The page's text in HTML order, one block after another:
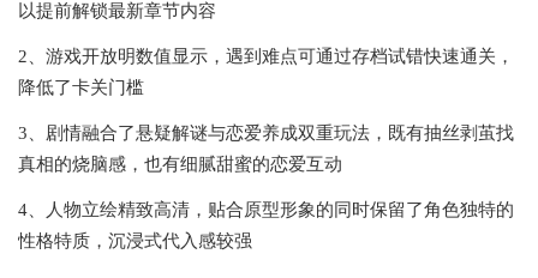
以提前解锁最新章节内容
2、游戏开放明数值显示，遇到难点可通过存档试错快速通关，
降低了卡关门槛
3、剧情融合了悬疑解谜与恋爱养成双重玩法，既有抽丝剥茧找
真相的烧脑感，也有细腻甜蜜的恋爱互动
4、人物立绘精致高清，贴合原型形象的同时保留了角色独特的
性格特质，沉浸式代入感较强